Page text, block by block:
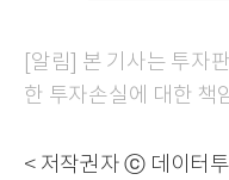
[알림] 본 기사는 투자
한 투자손실에 대한 책
< 저작권자 ⓒ 데이터